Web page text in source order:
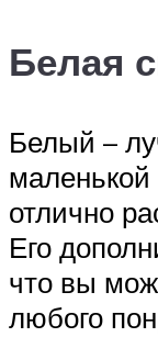
Белая
Белый –
маленькой
отлично
Его
что вы
любого